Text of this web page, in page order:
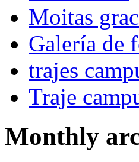
Moitas
Galería de
trajes
Traje
Monthly